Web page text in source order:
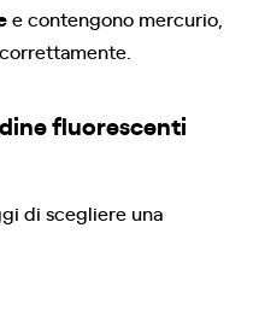
e contengono mercurio,
fluorescenti
di scegliere una